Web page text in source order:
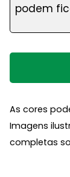
podem
As cores
Imagens
completas